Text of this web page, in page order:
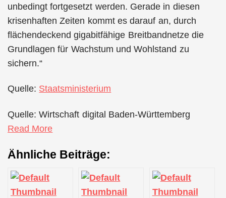
unbedingt fortgesetzt werden. Gerade in diesen
krisenhaften Zeiten kommt es darauf an, durch
flächendeckend gigabitfähige Breitbandnetze die
Grundlagen für Wachstum und Wohlstand zu
sichern.“
Quelle: Staatsministerium
Quelle: Wirtschaft digital Baden-Württemberg
Read More
Ähnliche Beiträge: